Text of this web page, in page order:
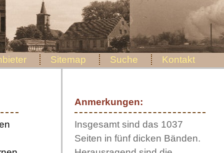
Sitemap Suche Kontakt
Anmerkungen:
Insgesamt sind das 1037
Seiten in fünf dicken Bänden.